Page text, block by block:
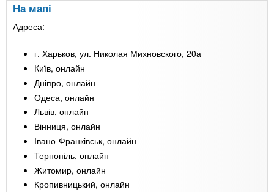
На мапі
Адреса:
г. Харьков, ул. Николая Михновского, 20а
Київ, онлайн
Дніпро, онлайн
Одеса, онлайн
Львів, онлайн
Вінниця, онлайн
Івано-Франківськ, онлайн
Тернопіль, онлайн
Житомир, онлайн
Кропивницький, онлайн